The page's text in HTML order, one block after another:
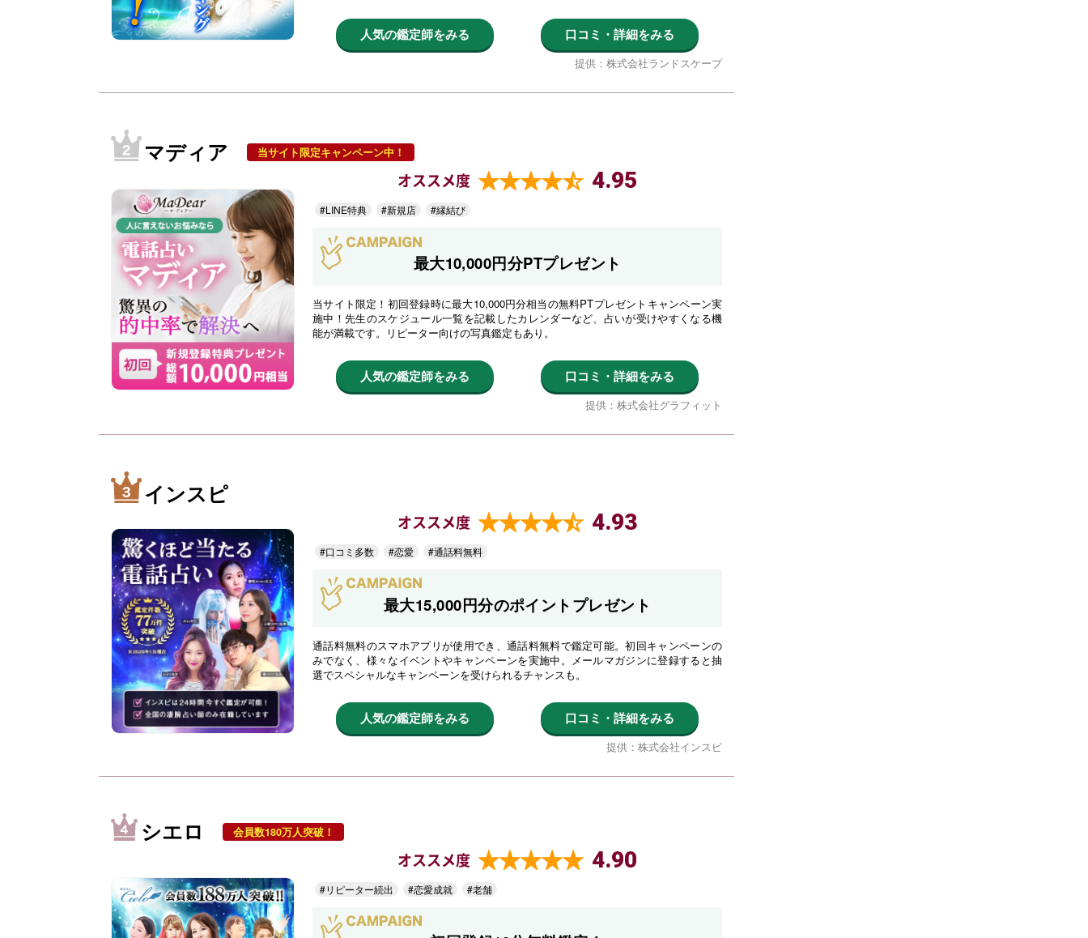
人気の鑑定師をみる 口コミ・詳細をみる
提供：株式会社ランドスケープ
マディア 当サイト限定キャンペーン中！
オススメ度 4.95
#LINE特典 #新規店 #縁結び
最大10,000円分PTプレゼント
当サイト限定！初回登録時に最大10,000円分相当の無料PTプレゼントキャンペーン実
施中！先生のスケジュール一覧を記載したカレンダーなど、占いが受けやすくなる機
能が満載です。リピーター向けの写真鑑定もあり。
人気の鑑定師をみる 口コミ・詳細をみる
提供：株式会社グラフィット
インスピ
オススメ度 4.93
#口コミ多数 #恋愛 #通話料無料
最大15,000円分のポイントプレゼント
通話料無料のスマホアプリが使用でき、通話料無料で鑑定可能。初回キャンペーンの
みでなく、様々なイベントやキャンペーンを実施中。メールマガジンに登録すると抽
選でスペシャルなキャンペーンを受けられるチャンスも。
人気の鑑定師をみる 口コミ・詳細をみる
提供：株式会社インスピ
シエロ 会員数180万人突破！
オススメ度 4.90
#リピーター続出 #恋愛成就 #老舗